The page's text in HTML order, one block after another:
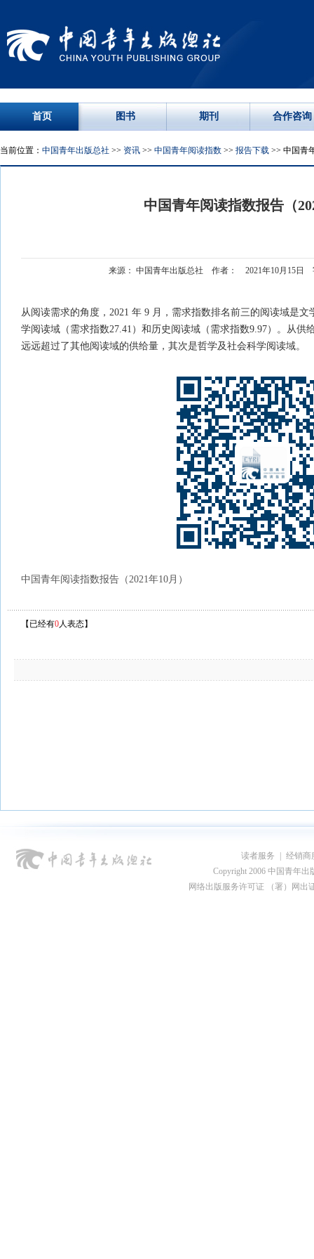
首页 图书 期刊 合作咨询
当前位置： 中国青年出版总社 >> 资讯 >> 中国青年阅读指数 >> 报告下载 >> 中国青
中国青年阅读指数报告（
来源： 中国青年出版总社 作者： 2021年10月15日
从阅读需求的角度，2021 年 9 月，需求指数排名前三的阅读域是
学阅读域（需求指数27.41）和历史阅读域（需求指数9.97）。从
远远超过了其他阅读域的供给量，其次是哲学及社会科学阅读域。
中国青年阅读指数报告（2021年10月）
【已经有0人表态】
读者服务
经销商
Copyright 2006 中国青年出
网络出版服务许可证 （署）网出